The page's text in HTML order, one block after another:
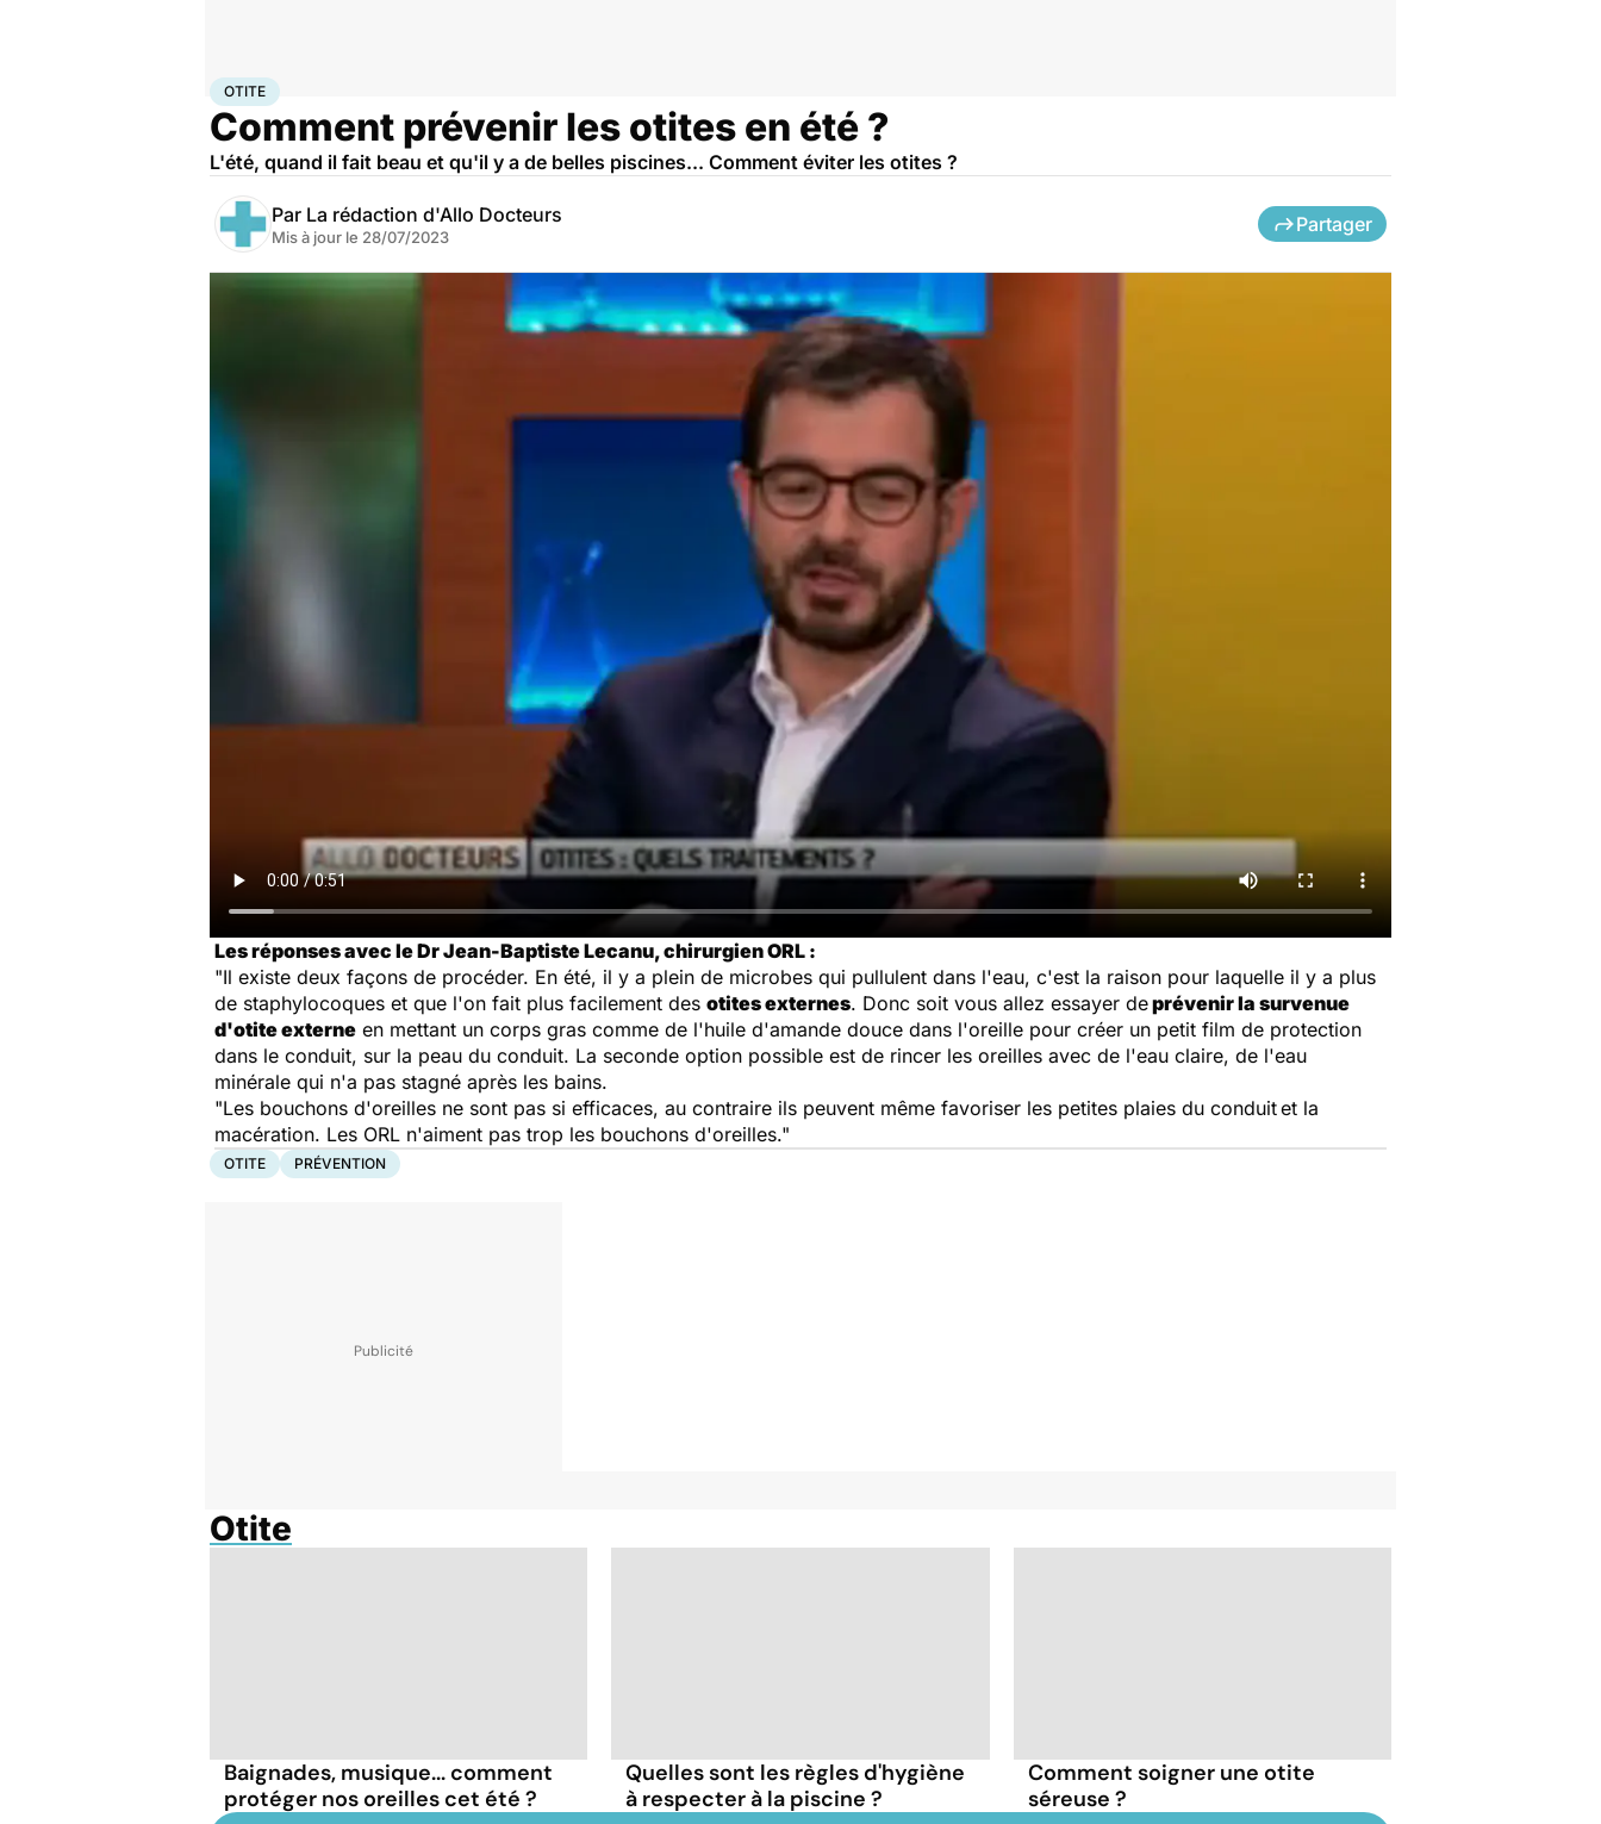
AccueilSanté
OTITE
Comment prévenir les otites en été ?
L'été, quand il fait beau et qu'il y a de belles piscines... Comment éviter les otites ?
Par La rédaction d'Allo Docteurs
Mis à jour le 28/07/2023
Partager
Les réponses avec le Dr Jean-Baptiste Lecanu, chirurgien ORL :
"Il existe deux façons de procéder. En été, il y a plein de microbes qui pullulent dans l'eau, c'est la raison pour laquelle il y a plus
de staphylocoques et que l'on fait plus facilement des otites externes. Donc soit vous allez essayer deprévenir la survenue
d'otite externe en mettant un corps gras comme de l'huile d'amande douce dans l'oreille pour créer un petit film de protection
dans le conduit, sur la peau du conduit. La seconde option possible est de rincer les oreilles avec de l'eau claire, de l'eau
minérale qui n'a pas stagné après les bains.
"Les bouchons d'oreilles ne sont pas si efficaces, au contraire ils peuvent même favoriser les petites plaies du conduitet la
macération. Les ORL n'aiment pas trop les bouchons d'oreilles."
OTITE PRÉVENTION
Otite
Baignades, musique... comment
protéger nos oreilles cet été ?
Quelles sont les règles d'hygiène
à respecter à la piscine ?
Comment soigner une otite
séreuse ?